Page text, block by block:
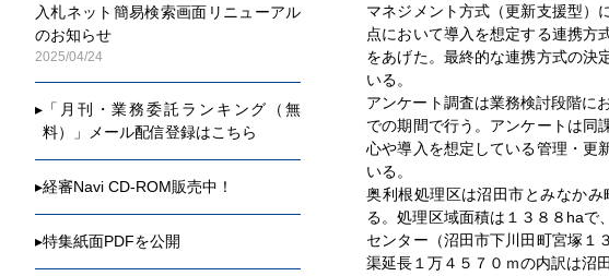
入札ネット簡易検索画面リニューアル
のお知らせ
2025/04/24
▸ 「月刊・業務委託ランキング（無
料）」メール配信登録はこちら
▸経審Navi CD-ROM販売中！
▸特集紙面PDFを公開
マネジメント方式（更新支援型）
点において導入を想定する連携方
をあげた。最終的な連携方式の決
いる。
アンケート調査は業務検討段階に
での期間で行う。アンケートは同
心や導入を想定している管理・更
いる。
奥利根処理区は沼田市とみなか
る。処理区域面積は１３８８haで
センター（沼田市下川田町宮塚１
渠延長１万４５７０ｍの内訳は沼